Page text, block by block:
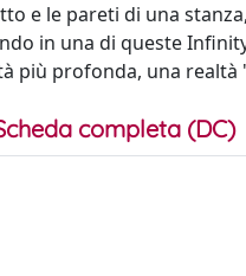
e le pareti di una
in una di queste
più profonda, una realtà
completa (DC)